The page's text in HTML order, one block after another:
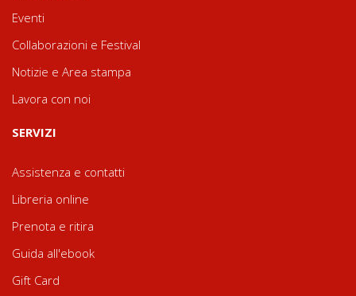
Eventi
Collaborazioni e Festival
Notizie e Area stampa
Lavora con noi
SERVIZI
Assistenza e contatti
Libreria online
Prenota e ritira
Guida all'ebook
Gift Card